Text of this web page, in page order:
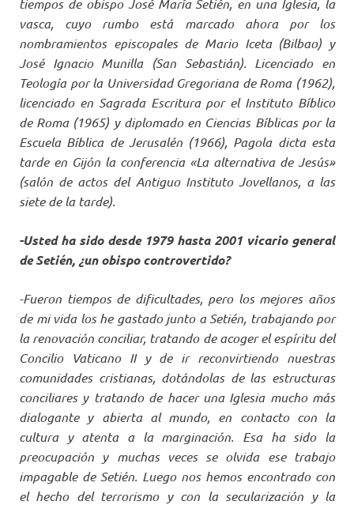
tiempos de obispo José María Setién, en una Iglesia, la
vasca, cuyo rumbo está marcado ahora por los
nombramientos episcopales de Mario Iceta (Bilbao) y
José Ignacio Munilla (San Sebastián). Licenciado en
Teología por la Universidad Gregoriana de Roma (1962),
licenciado en Sagrada Escritura por el Instituto Bíblico
de Roma (1965) y diplomado en Ciencias Bíblicas por la
Escuela Bíblica de Jerusalén (1966), Pagola dicta esta
tarde en Gijón la conferencia «La alternativa de Jesús»
(salón de actos del Antiguo Instituto Jovellanos, a las
siete de la tarde).
-Usted ha sido desde 1979 hasta 2001 vicario general
de Setién, ¿un obispo controvertido?
-Fueron tiempos de dificultades, pero los mejores años
de mi vida los he gastado junto a Setién, trabajando por
la renovación conciliar, tratando de acoger el espíritu del
Concilio Vaticano II y de ir reconvirtiendo nuestras
comunidades cristianas, dotándolas de las estructuras
conciliares y tratando de hacer una Iglesia mucho más
dialogante y abierta al mundo, en contacto con la
cultura y atenta a la marginación. Esa ha sido la
preocupación y muchas veces se olvida ese trabajo
impagable de Setién. Luego nos hemos encontrado con
el hecho del terrorismo y con la secularización y la